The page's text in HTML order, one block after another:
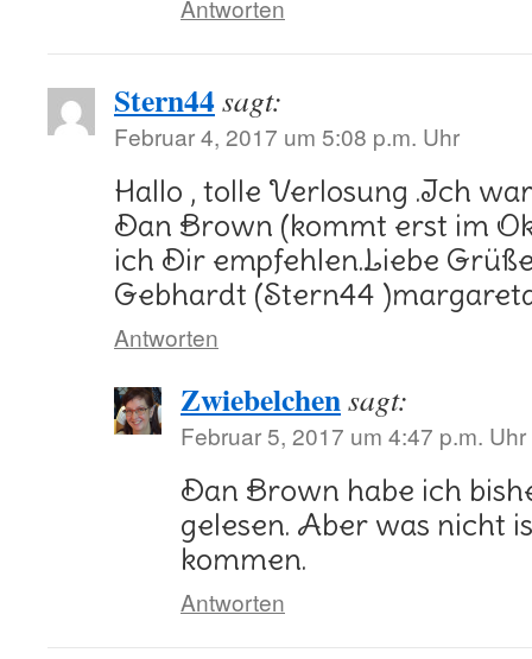
Antworten
Stern44sagt:
Februar 4, 2017 um 5:08 p.m. Uhr
Hallo , tolle Verlosung .Ich
Dan Brown (kommt erst im
ich Dir empfehlen.Liebe
Gebhardt (Stern44
Antworten
Zwiebelchensagt:
Februar 5, 2017 um 4:47 p.m. Uhr
Dan Brown habe ich
gelesen. Aber was nicht
kommen.
Antworten